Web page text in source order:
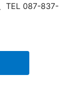
TEL 087-837-